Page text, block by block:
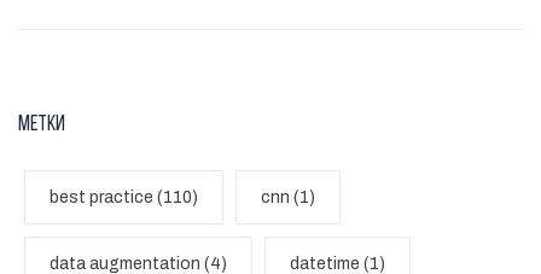
Метки
best practice (110) cnn (1)
data augmentation (4) datetime (1)